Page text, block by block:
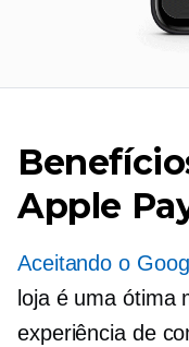
Apple
Aceitando o
loja é uma ótima
experiência de